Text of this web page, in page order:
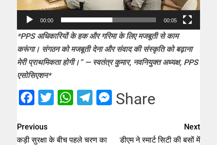
00:00 00:05
*PPS अधिकारियों के हक और गरिमा के लिए मजबूती से काम
करूंगा। संगठन को मजबूती देना और संवाद की संस्कृति को बढ़ाना
मेरी प्राथमिकता होगी।” — स्वतंत्र कुमार, नवनियुक्त अध्यक्ष, PPS
एसोसिएशन*
Facebook
Twitter
WhatsApp
Telegram
Messenger
Share
Previous
कड़ी सुरक्षा के बीच पहले चरण का
Next
डीएम ने स्मार्ट सिटी की बसों में